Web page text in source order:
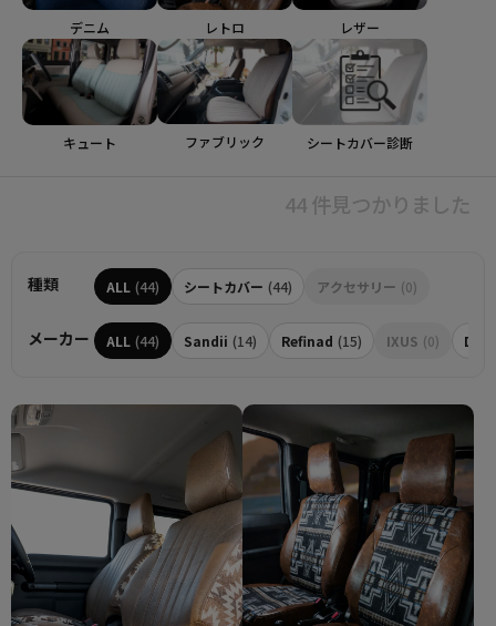
デニム レトロ レザー
キュート ファブリック シートカバー診断
44 件見つかりました
種類 ALL (44) シートカバー (44) アクセサリー (0)
メーカー ALL (44) Sandii (14) Refinad (15) IXUS (0)